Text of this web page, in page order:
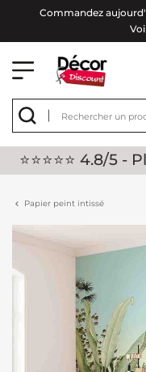
Commandez
⭐⭐⭐⭐⭐ 4.8/5
Papier peint intissé